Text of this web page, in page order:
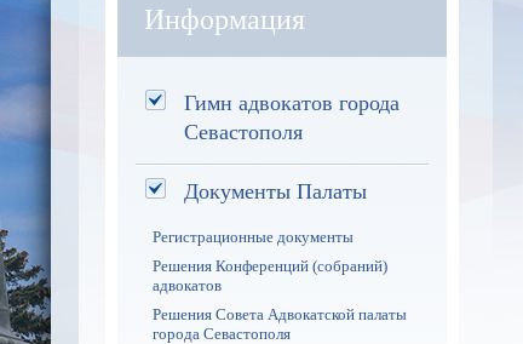
Информация
Гимн адвокатов города
Севастополя
Документы Палаты
Регистрационные документы
Решения Конференций (собраний)
адвокатов
Решения Совета Адвокатской палаты
города Севастополя